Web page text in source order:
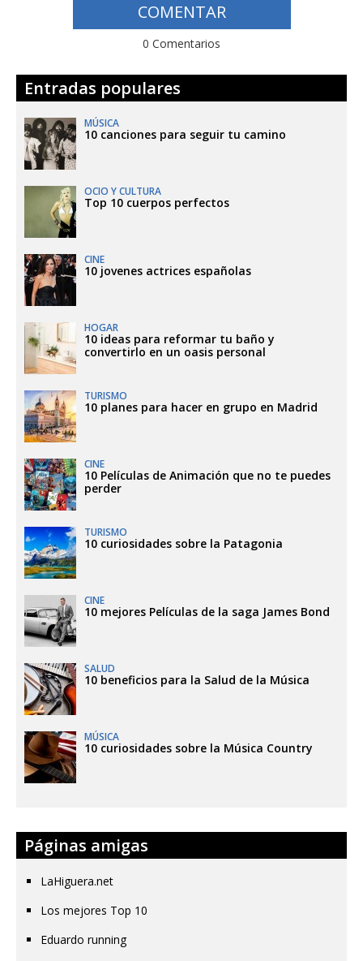
COMENTAR
0 Comentarios
Entradas populares
MÚSICA
10 canciones para seguir tu camino
OCIO Y CULTURA
Top 10 cuerpos perfectos
CINE
10 jovenes actrices españolas
HOGAR
10 ideas para reformar tu baño y
convertirlo en un oasis personal
TURISMO
10 planes para hacer en grupo en Madrid
CINE
10 Películas de Animación que no te puedes
perder
TURISMO
10 curiosidades sobre la Patagonia
CINE
10 mejores Películas de la saga James Bond
SALUD
10 beneficios para la Salud de la Música
MÚSICA
10 curiosidades sobre la Música Country
Páginas amigas
LaHiguera.net
Los mejores Top 10
Eduardo running